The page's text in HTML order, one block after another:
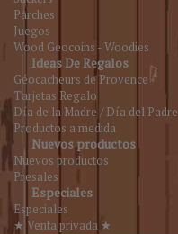
Parches
Juegos
Wood Geocoins - Woodies
Ideas De Regalos
Géocacheurs de Provence
Tarjetas Regalo
Día de la Madre / Día del Padre
Productos a medida
Nuevos productos
Nuevos productos
Presales
Especiales
Especiales
★ Venta privada ★